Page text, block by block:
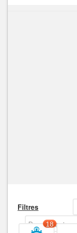
Filtres
Decroissant
18